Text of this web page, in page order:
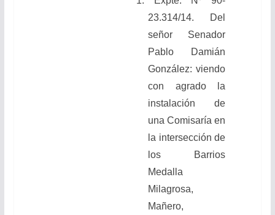
23.314/14. Del
señor Senador
Pablo Damián
González: viendo
con agrado la
instalación de
una Comisaría en
la intersección de
los Barrios
Medalla
Milagrosa,
Mañero,